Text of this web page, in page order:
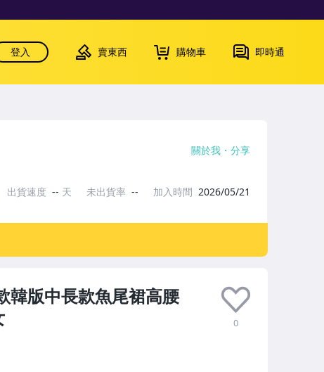
登入 賣東西 購物車 即時通
韓版中長款魚尾裙高腰
0
關於我 分享
出貨速度 -- 天 未出貨率 -- 加入時間 2026/05/21